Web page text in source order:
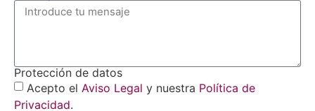
Protección de datos
Acepto el Aviso Legal y nuestra Política de
Privacidad.